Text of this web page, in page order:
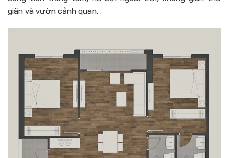
giãn và vườn cảnh quan.